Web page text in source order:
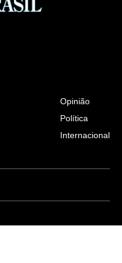
Opinião
Política
Internacional